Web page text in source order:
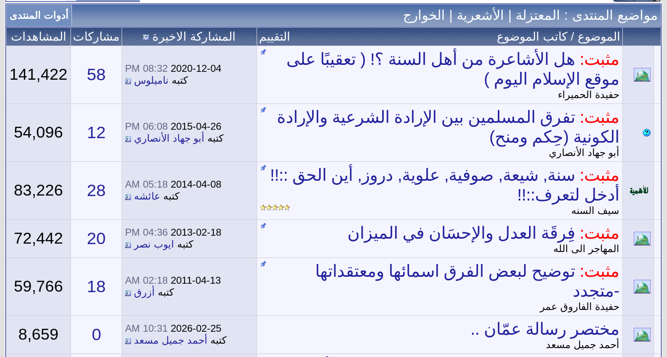
مواضيع المنتدى: المعتزلة | الأشعرية | الخوارج أدوات المنتدى
التقييم الموضوع/كاتب الموضوع المشاركة الاخيرة مشاركات المشاهدات
مثبت: هل الأشاعرة من أهل السنة ؟! ( تعقيبًا على
موقع الإسلام اليوم )
حفيدة الحميراء
2020-12-04
08:32 PM
كتبه ناميلوس 58
141,422
مثبت: تفرق المسلمين بين الإرادة الشرعية والإرادة
الكونية (حِكم ومنح)
أبو جهاد الأنصاري
2015-04-26
06:08 PM
كتبه
أبو جهاد الأنصاري 12
54,096
مثبت: سنة, شيعة, صوفية, علوية, دروز, أين الحق ::!!
أدخل لتعرف::!!
سيف السنه
2014-04-08
05:18 AM
كتبه عائشه 28
83,226
مثبت: فِرقَة العدل والإحسَان في الميزان
المهاجر الى الله
2013-02-18
04:36 PM
كتبه
ايوب نصر 20
72,442
مثبت: توضيح لبعض الفرق اسمائها ومعتقداتها
-متجدد
حفيدة الفاروق عمر
2011-04-13
02:18 AM
كتبه
أزرق 18
59,766
مختصر رسالة عمّان ..
أحمد جميل مسعد
2026-02-25
10:31 AM
كتبه
أحمد جميل مسعد 0
8,659